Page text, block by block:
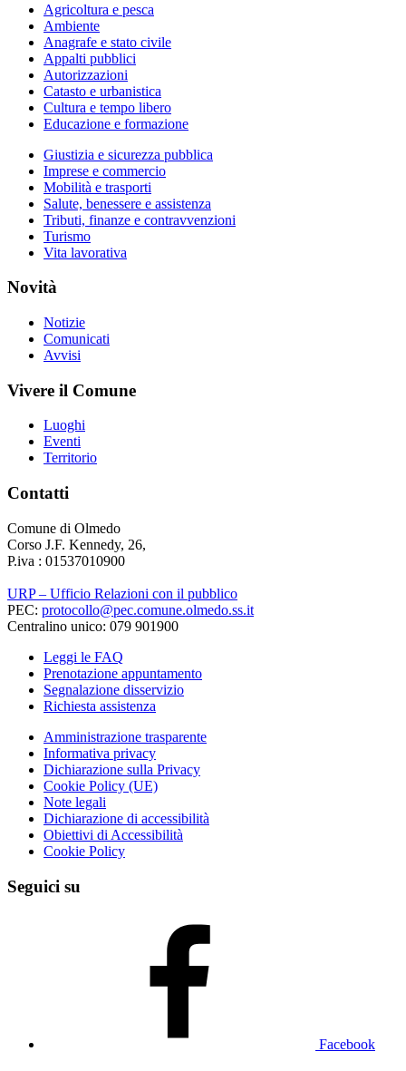
Agricoltura e pesca
Ambiente
Anagrafe e stato civile
Appalti pubblici
Autorizzazioni
Catasto e urbanistica
Cultura e tempo libero
Educazione e formazione
Giustizia e sicurezza pubblica
Imprese e commercio
Mobilità e trasporti
Salute, benessere e assistenza
Tributi, finanze e contravvenzioni
Turismo
Vita lavorativa
Novità
Notizie
Comunicati
Avvisi
Vivere il Comune
Luoghi
Eventi
Territorio
Contatti
Comune di Olmedo
Corso J.F. Kennedy, 26,
P.iva : 01537010900
URP – Ufficio Relazioni con il pubblico
PEC: protocollo@pec.comune.olmedo.ss.it
Centralino unico: 079 901900
Leggi le FAQ
Prenotazione appuntamento
Segnalazione disservizio
Richiesta assistenza
Amministrazione trasparente
Informativa privacy
Dichiarazione sulla Privacy
Cookie Policy (UE)
Note legali
Dichiarazione di accessibilità
Obiettivi di Accessibilità
Cookie Policy
Seguici su
Facebook